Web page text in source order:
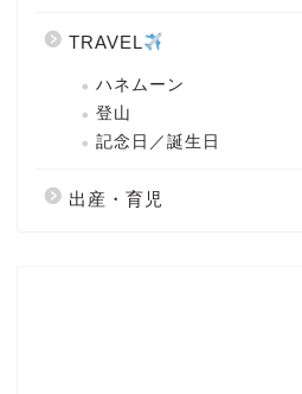
TRAVEL
ハネムーン
登山
記念日／誕生日
出産・育児